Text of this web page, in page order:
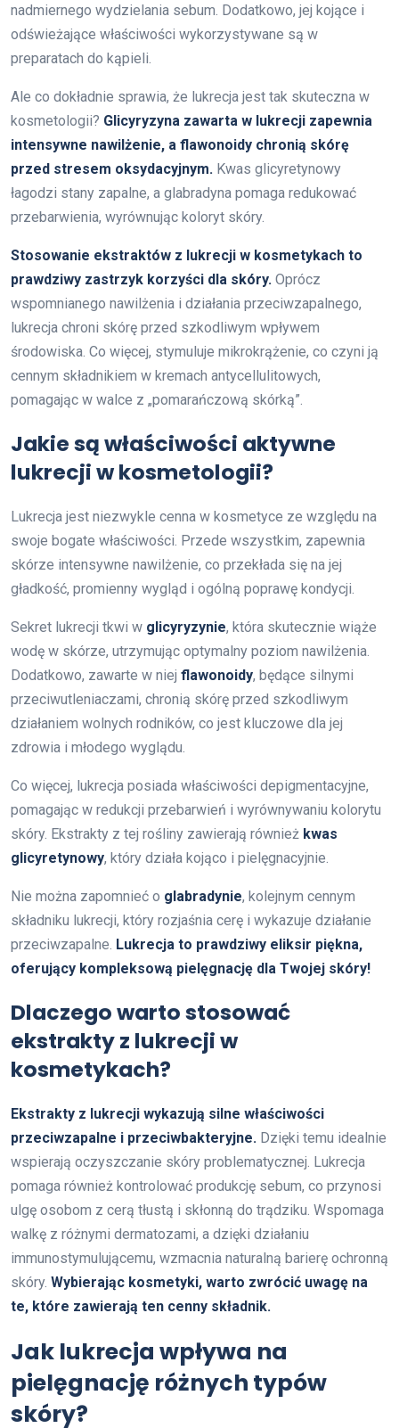
nadmiernego wydzielania sebum. Dodatkowo, jej kojące i
odświeżające właściwości wykorzystywane są w
preparatach do kąpieli.
Ale co dokładnie sprawia, że lukrecja jest tak skuteczna w
kosmetologii? Glicyryzyna zawarta w lukrecji zapewnia
intensywne nawilżenie, a flawonoidy chronią skórę
przed stresem oksydacyjnym. Kwas glicyretynowy
łagodzi stany zapalne, a glabradyna pomaga redukować
przebarwienia, wyrównując koloryt skóry.
Stosowanie ekstraktów z lukrecji w kosmetykach to
prawdziwy zastrzyk korzyści dla skóry. Oprócz
wspomnianego nawilżenia i działania przeciwzapalnego,
lukrecja chroni skórę przed szkodliwym wpływem
środowiska. Co więcej, stymuluje mikrokrążenie, co czyni ją
cennym składnikiem w kremach antycellulitowych,
pomagając w walce z „pomarańczową skórką”.
Jakie są właściwości aktywne
lukrecji w kosmetologii?
Lukrecja jest niezwykle cenna w kosmetyce ze względu na
swoje bogate właściwości. Przede wszystkim, zapewnia
skórze intensywne nawilżenie, co przekłada się na jej
gładkość, promienny wygląd i ogólną poprawę kondycji.
Sekret lukrecji tkwi w glicyryzynie, która skutecznie wiąże
wodę w skórze, utrzymując optymalny poziom nawilżenia.
Dodatkowo, zawarte w niej flawonoidy, będące silnymi
przeciwutleniaczami, chronią skórę przed szkodliwym
działaniem wolnych rodników, co jest kluczowe dla jej
zdrowia i młodego wyglądu.
Co więcej, lukrecja posiada właściwości depigmentacyjne,
pomagając w redukcji przebarwień i wyrównywaniu kolorytu
skóry. Ekstrakty z tej rośliny zawierają również kwas
glicyretynowy, który działa kojąco i pielęgnacyjnie.
Nie można zapomnieć o glabradynie, kolejnym cennym
składniku lukrecji, który rozjaśnia cerę i wykazuje działanie
przeciwzapalne. Lukrecja to prawdziwy eliksir piękna,
oferujący kompleksową pielęgnację dla Twojej skóry!
Dlaczego warto stosować
ekstrakty z lukrecji w
kosmetykach?
Ekstrakty z lukrecji wykazują silne właściwości
przeciwzapalne i przeciwbakteryjne. Dzięki temu idealnie
wspierają oczyszczanie skóry problematycznej. Lukrecja
pomaga również kontrolować produkcję sebum, co przynosi
ulgę osobom z cerą tłustą i skłonną do trądziku. Wspomaga
walkę z różnymi dermatozami, a dzięki działaniu
immunostymulującemu, wzmacnia naturalną barierę ochronną
skóry. Wybierając kosmetyki, warto zwrócić uwagę na
te, które zawierają ten cenny składnik.
Jak lukrecja wpływa na
pielęgnację różnych typów
skóry?